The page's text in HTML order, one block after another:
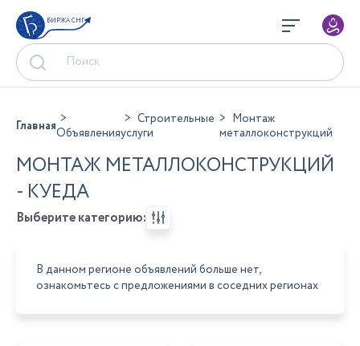
БИРЖА СНГ
ГлавнаяОбъявления
Строительные
услуги
Монтаж
металлоконструкций
МОНТАЖ МЕТАЛЛОКОНСТРУКЦИЙ
- КУЕДА
Выберите категорию:
В данном регионе объявлений больше нет,
ознакомьтесь с предложениями в соседних регионах